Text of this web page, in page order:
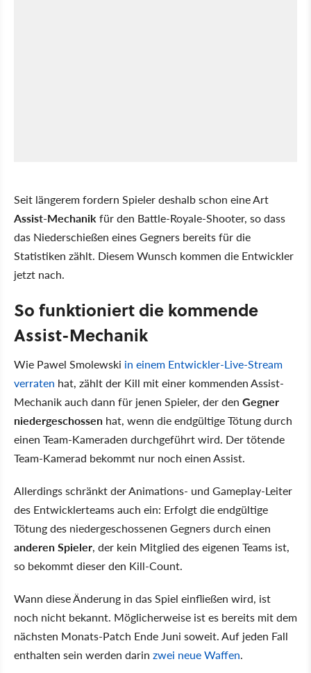
Seit längerem fordern Spieler deshalb schon eine Art
Assist-Mechanikfür den Battle-Royale-Shooter, so dass
das Niederschießen eines Gegners bereits für die
Statistiken zählt. Diesem Wunsch kommen die Entwickler
jetzt nach.
So funktioniert die kommende
Assist-Mechanik
Wie Pawel Smolewski in einem Entwickler-Live-Stream
verraten hat, zählt der Kill mit einer kommenden Assist-
Mechanik auch dann für jenen Spieler, der den Gegner
niedergeschossen hat, wenn die endgültige Tötung durch
einen Team-Kameraden durchgeführt wird. Der tötende
Team-Kamerad bekommt nur noch einen Assist.
Allerdings schränkt der Animations- und Gameplay-Leiter
des Entwicklerteams auch ein: Erfolgt die endgültige
Tötung des niedergeschossenen Gegners durch einen
anderen Spieler, der kein Mitglied des eigenen Teams ist,
so bekommt dieser den Kill-Count.
Wann diese Änderung in das Spiel einfließen wird, ist
noch nicht bekannt. Möglicherweise ist es bereits mit dem
nächsten Monats-Patch Ende Juni soweit. Auf jeden Fall
enthalten sein werden darin zwei neue Waffen.